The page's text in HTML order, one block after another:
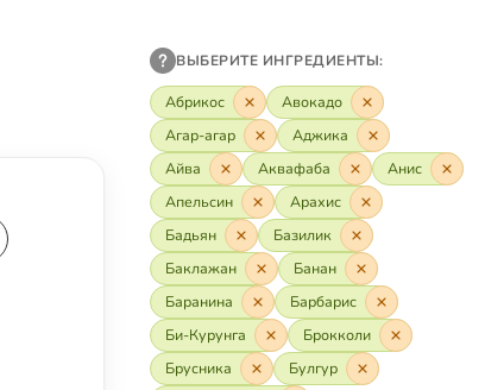
ВЫБЕРИТЕ ИНГРЕДИЕНТЫ:
Абрикос
Авокадо
Агар-агар
Аджика
Айва
Аквафаба
Анис
Апельсин
Арахис
Бадьян
Базилик
Баклажан
Банан
Баранина
Барбарис
Би-Курунга
Брокколи
Брусника
Булгур